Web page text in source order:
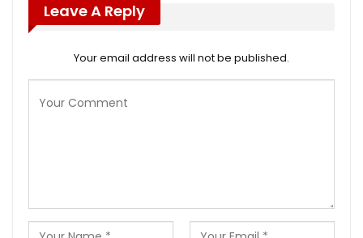
Leave A Reply
Your email address will not be published.